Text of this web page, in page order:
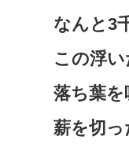
なんと3
この浮い
落ち葉を
薪を切っ